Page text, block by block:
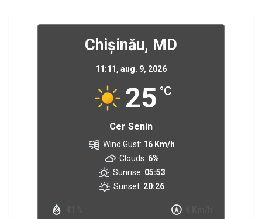
Chișinău, MD
11:11, aug. 9, 2026
25 °C
Cer Senin
Wind Gust: 16 Km/h
Clouds: 6%
Sunrise: 05:53
Sunset: 20:26